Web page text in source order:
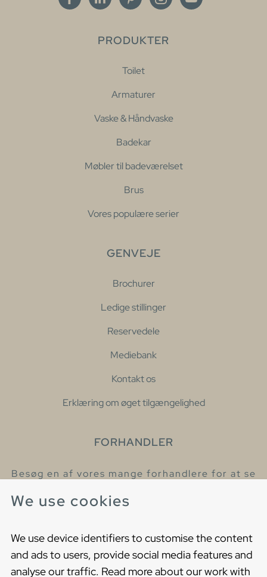
We use cookies
We use device identifiers to customise the content
and ads to users, provide social media features and
analyse our traffic. Read more about our work with
PRODUKTER
Toilet
Armaturer
Vaske & Håndvaske
Badekar
Møbler til badeværelset
Brus
Vores populære serier
GENVEJE
Brochurer
Ledige stillinger
Reservedele
Mediebank
Kontakt os
Erklæring om øget tilgængelighed
FORHANDLER
Besøg en af vores mange forhandlere for at se